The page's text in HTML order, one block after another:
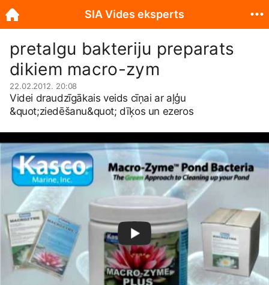
pretalgu bakteriju preparats
dikiem macro-zym
22.02.2012. 20:08
Videi draudzīgākais veids cīņai ar aļģu
&quot;ziedēšanu&quot; dīķos un ezeros
SIA Vides eksperts